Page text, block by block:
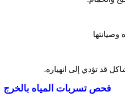
قد تؤدي إلى انهياره.
فحص تسربات المياه بالخرج